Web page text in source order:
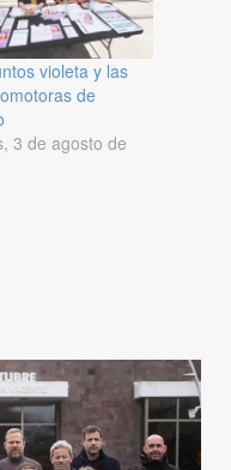
violeta y las
de
3 de agosto de